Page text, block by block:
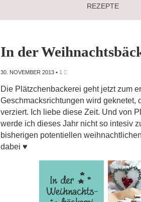
REZEPTE
In der
30. NOVEMBER 2013 • 1
Die Plätzchenbackerei geht jetzt zum
Geschmacksrichtungen wird geknetet,
verziert. Ich liebe diese Zeit. Und von
werde ich dieses Jahr nicht so intesiv
bisherigen potentiellen
dabei ♥